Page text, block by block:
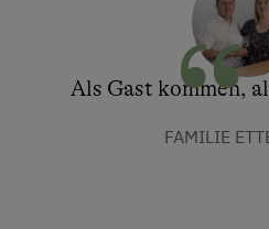
Als Gast kommen,
FAMILIE